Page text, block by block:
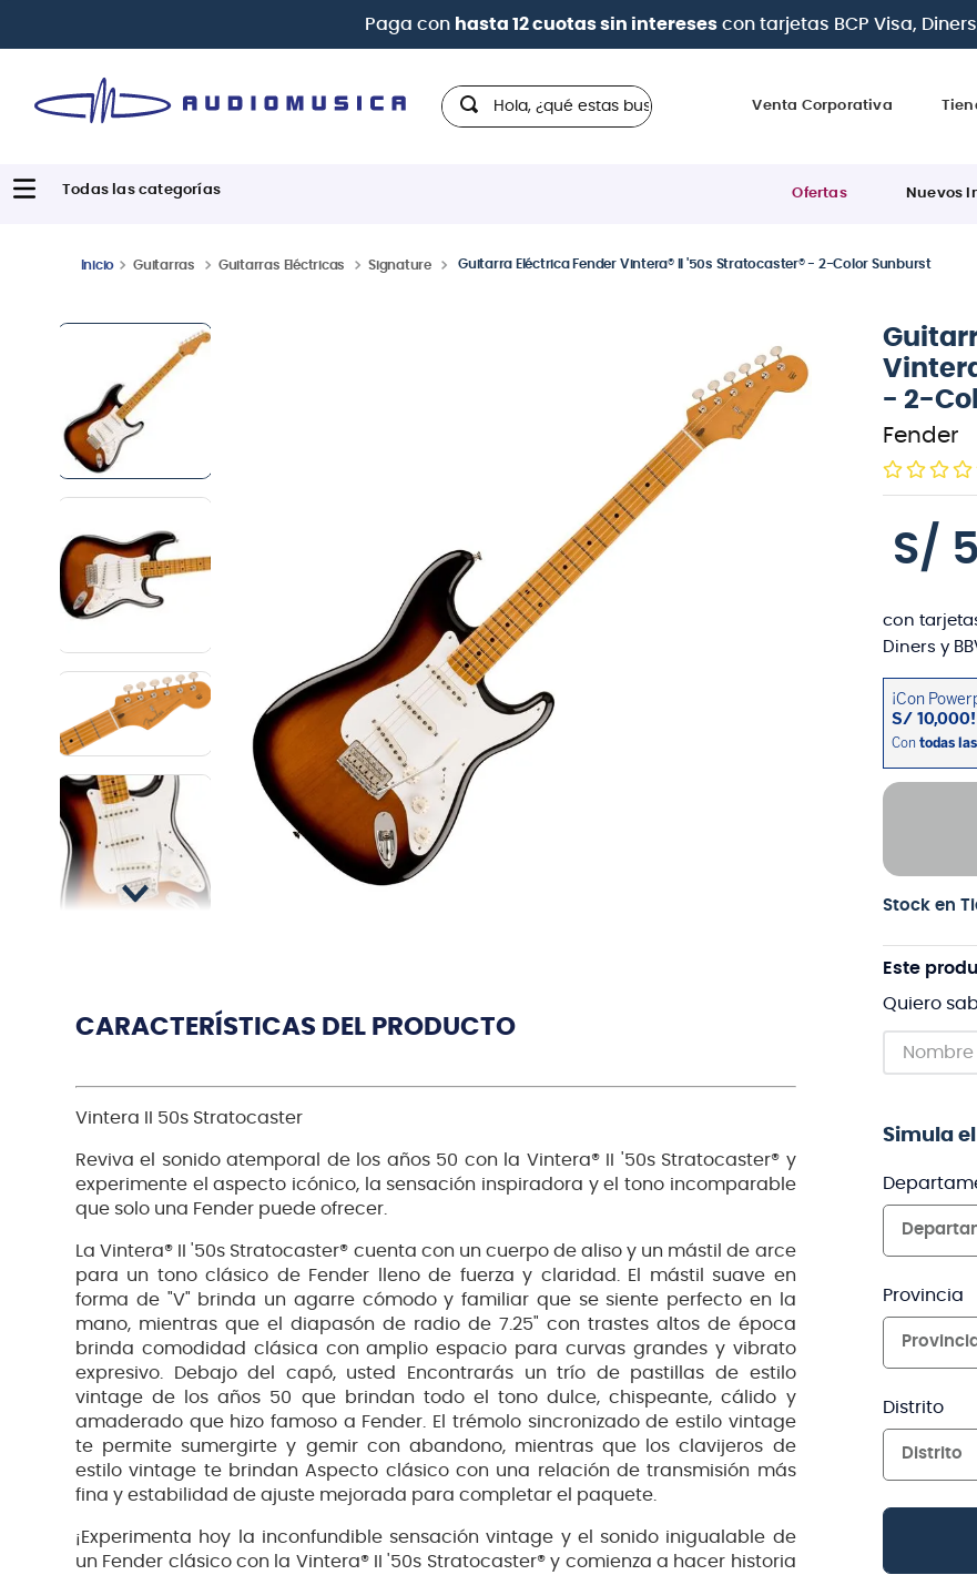
Paga con hasta 12 cuotas sin interesescon tarjetas BCP Visa,
Hola, ¿qué estas buscando?
Venta Corporativa
Ofertas Nuevos
Guitarras Guitarras Eléctricas Signature Guitarra Eléctrica Fender Vintera® II '50s Stratocaster® - 2-Color Sunburst
CARACTERÍSTICAS DEL PRODUCTO
Vintera II 50s Stratocaster
Reviva el sonido atemporal de los años 50 con la Vintera® II '50s Stratocaster® y
experimente el aspecto icónico, la sensación inspiradora y el tono incomparable
que solo una Fender puede ofrecer.
La Vintera® II '50s Stratocaster® cuenta con un cuerpo de aliso y un mástil de arce
para un tono clásico de Fender lleno de fuerza y claridad. El mástil suave en
forma de "V" brinda un agarre cómodo y familiar que se siente perfecto en la
mano, mientras que el diapasón de radio de 7.25" con trastes altos de época
brinda comodidad clásica con amplio espacio para curvas grandes y vibrato
expresivo. Debajo del capó, usted Encontrarás un trío de pastillas de estilo
vintage de los años 50 que brindan todo el tono dulce, chispeante, cálido y
amaderado que hizo famoso a Fender. El trémolo sincronizado de estilo vintage
te permite sumergirte y gemir con abandono, mientras que los clavijeros de
estilo vintage te brindan Aspecto clásico con una relación de transmisión más
fina y estabilidad de ajuste mejorada para completar el paquete.
¡Experimenta hoy la inconfundible sensación vintage y el sonido inigualable de
un Fender clásico con la Vintera® II '50s Stratocaster® y comienza a hacer historia
- 2-
Fender
S/
con
Diners y
Stock en
Este
Quiero
Simula
Provincia
Distrito
Distrito